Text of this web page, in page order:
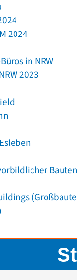
2024
in NRW
2023